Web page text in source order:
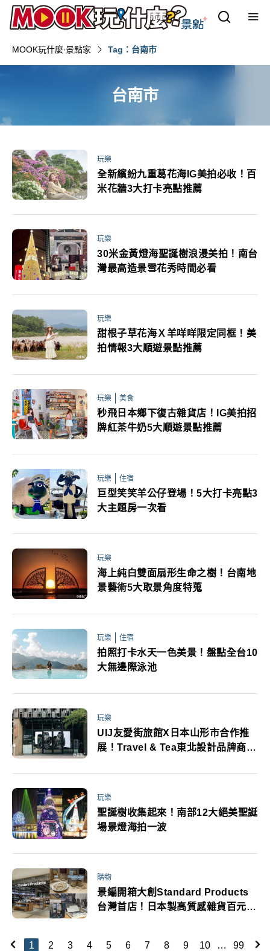
MOOK玩什麼‧景點家 Tag：台南市
台南市
玩樂
全新繽紛九重葛花海IG美拍必收！百
米花牆3大打卡亮點推薦
玩樂
30米金黃燈海聖誕樹浪漫美拍！南台
灣最高造景雪花秀時間必看
玩樂
甜根子草花海Ｘ羊咩咩限定同框！美
拍情報3大順遊景點推薦
玩樂 美食
秒飛日本鄉下復古雜貨店！IG美拍招
牌紅茶牛奶5大順遊景點推薦
玩樂 住宿
巨型笑笑羊公仔登場！5大打卡亮點3
大主題房一次看
玩樂
海上純白雙面扇形生命之樹！台南地
景藝術5大取景角度特蒐
玩樂 住宿
拍照打卡水天一色美景！盤點全台10
大無邊際泳池
玩樂
UIJ友愛街旅館X日本山形市合作推
展！Travel & Tea東北設計品牌商品
玩樂
聖誕樹收集起來！南部12大絕美聖誕
場景燈海拍一波
購物
景編開箱大創Standard Products
台灣首店！日本製高質感雜貨百元入
1 2 3 4 5 6 7 8 9 10 … 99